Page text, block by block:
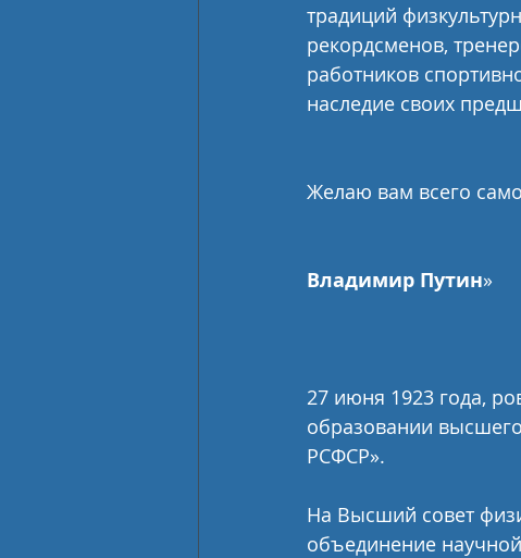
традиций
рекордсменов,
работников
наследие своих
Желаю вам всего
Владимир Путин»
27 июня 1923 года,
образовании
РСФСР».
На Высший совет
объединение